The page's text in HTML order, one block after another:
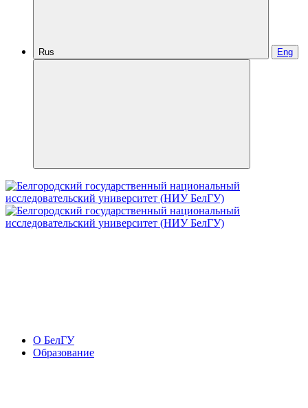
Rus Eng
О БелГУ
Образование